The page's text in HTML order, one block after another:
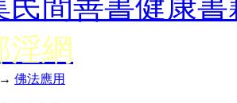
淫網
→ 佛法應用